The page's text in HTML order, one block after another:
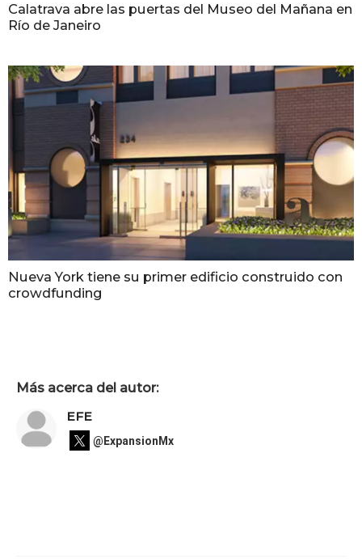
Calatrava abre las puertas del Museo del Mañana en
Río de Janeiro
Nueva York tiene su primer edificio construido con
crowdfunding
Más acerca del autor:
EFE
@ExpansionMx